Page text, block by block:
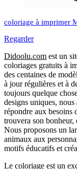
coloriage à imprimer
Regarder
Didoolu.com est un
coloriages gratuits à
des centaines de
à jour régulières et à
toujours quelque
designs uniques,
répondre aux besoins
trouvera son bonheur,
Nous proposons un
animaux aux
motifs éducatifs et
Le coloriage est un